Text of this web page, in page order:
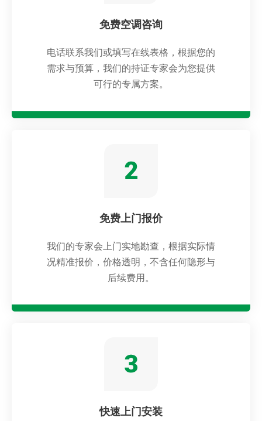
免费空调咨询
电话联系我们或填写在线表格，根据您的
需求与预算，我们的持证专家会为您提供
可行的专属方案。
免费上门报价
我们的专家会上门实地勘查，根据实际情
况精准报价，价格透明，不含任何隐形与
后续费用。
快速上门安装